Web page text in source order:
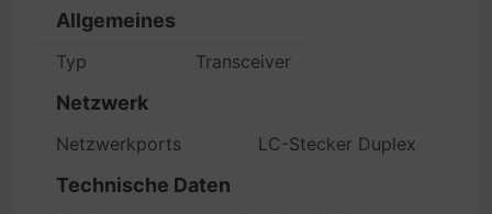
Allgemeines
Typ Transceiver
Netzwerk
Netzwerkports LC-Stecker Duplex
Technische Daten